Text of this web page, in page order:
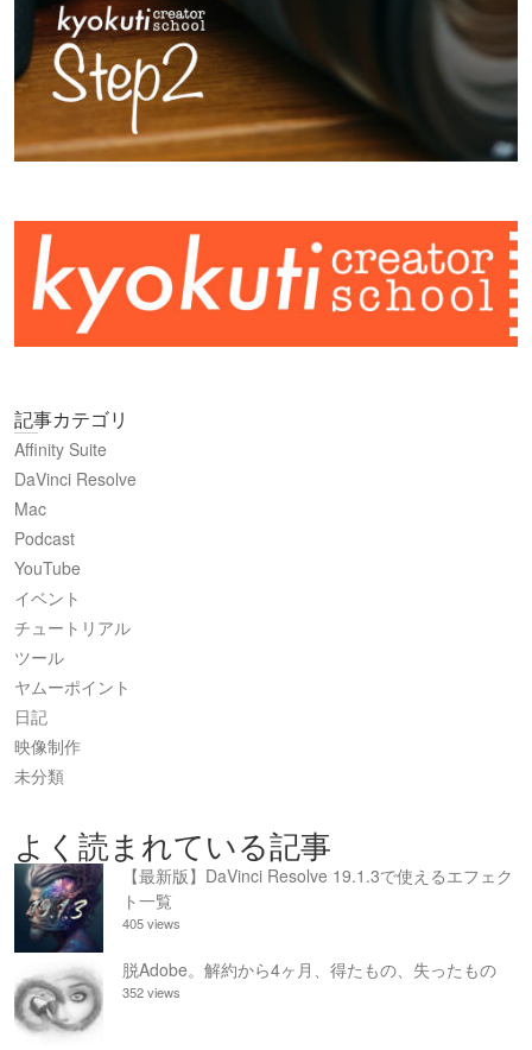
記事カテゴリ
Affinity Suite
DaVinci Resolve
Mac
Podcast
YouTube
イベント
チュートリアル
ツール
ヤムーポイント
日記
映像制作
未分類
よく読まれている記事
【最新版】DaVinci Resolve 19.1.3で使えるエフェク
ト一覧
405 views
脱Adobe。解約から4ヶ月、得たもの、失ったもの
352 views